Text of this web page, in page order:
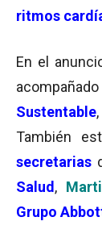
ritmos
En el
Sustentable,
También
secretarias
Salud ,
Grupo